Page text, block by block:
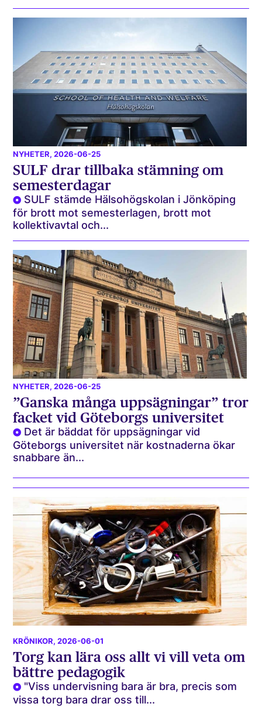
NYHETER, 2026-06-25
SULF drar tillbaka stämning om
semesterdagar
SULF stämde Hälsohögskolan i Jönköping
för brott mot semesterlagen, brott mot
kollektivavtal och...
NYHETER, 2026-06-25
”Ganska många uppsägningar” tror
facket vid Göteborgs universitet
Det är bäddat för uppsägningar vid
Göteborgs universitet när kostnaderna ökar
snabbare än...
KRÖNIKOR, 2026-06-01
Torg kan lära oss allt vi vill veta om
bättre pedagogik
"Viss undervisning bara är bra, precis som
vissa torg bara drar oss till...